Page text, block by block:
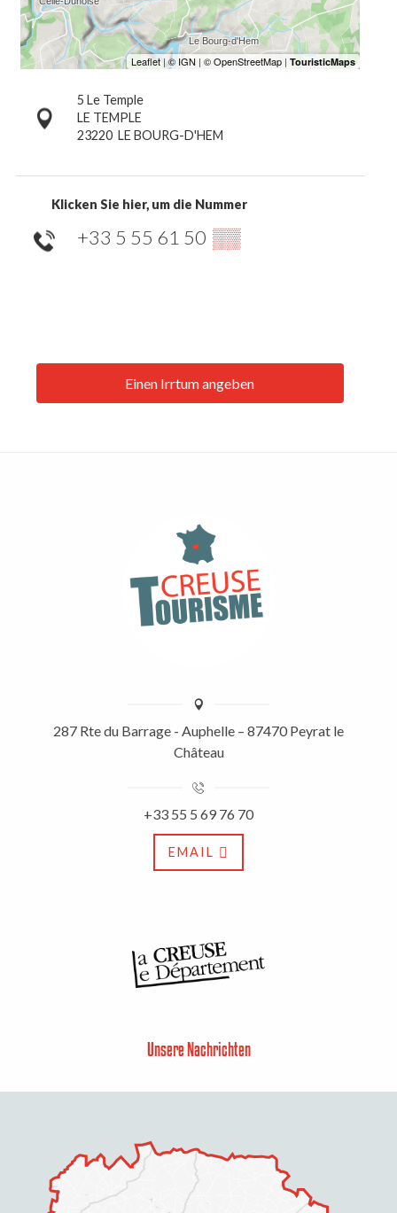
5 Le Temple
LE TEMPLE
23220 LE BOURG-D'HEM
Klicken Sie hier, um die Nummer
+33 5 55 61 50 ▒▒
Einen Irrtum angeben
287 Rte du Barrage - Auphelle – 87470 Peyrat le
Château
+33 55 5 69 76 70
EMAIL
Unsere Nachrichten